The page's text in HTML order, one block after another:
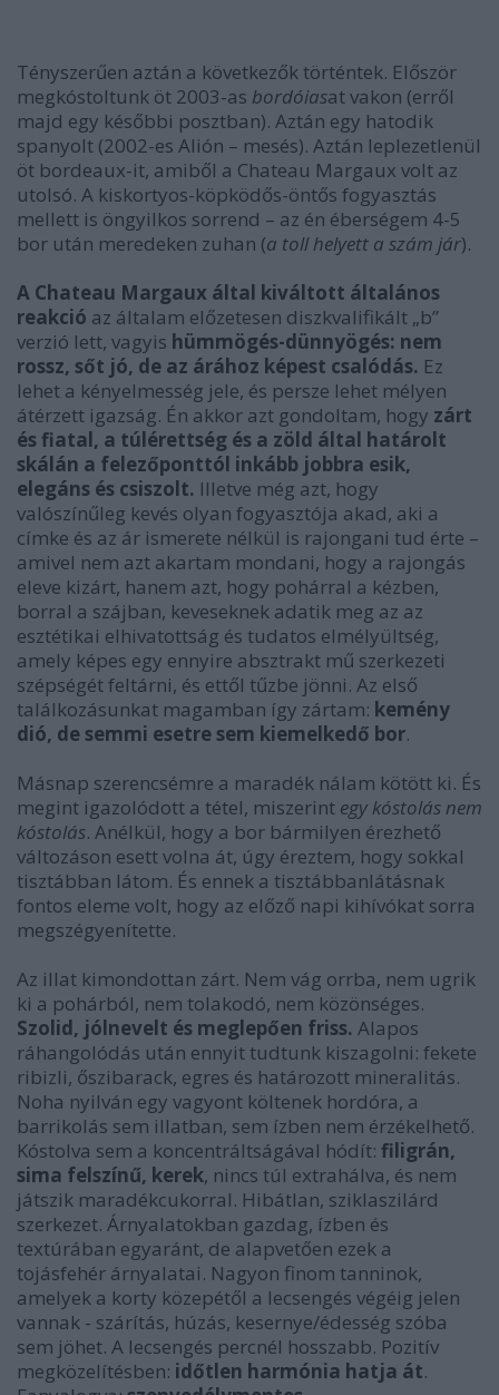
Tényszerűen aztán a következők történtek. Először
megkóstoltunk öt 2003-as bordóiasat vakon (erről
majd egy későbbi posztban). Aztán egy hatodik
spanyolt (2002-es Alión – mesés). Aztán leplezetlenül
öt bordeaux-it, amiből a Chateau Margaux volt az
utolsó. A kiskortyos-köpködős-öntős fogyasztás
mellett is öngyilkos sorrend – az én éberségem 4-5
bor után meredeken zuhan (a toll helyett a szám jár).
A Chateau Margaux által kiváltott általános
reakció az általam előzetesen diszkvalifikált „b”
verzió lett, vagyis hümmögés-dünnyögés: nem
rossz, sőt jó, de az árához képest csalódás. Ez
lehet a kényelmesség jele, és persze lehet mélyen
átérzett igazság. Én akkor azt gondoltam, hogy zárt
és fiatal, a túlérettség és a zöld által határolt
skálán a felezőponttól inkább jobbra esik,
elegáns és csiszolt. Illetve még azt, hogy
valószínűleg kevés olyan fogyasztója akad, aki a
címke és az ár ismerete nélkül is rajongani tud érte –
amivel nem azt akartam mondani, hogy a rajongás
eleve kizárt, hanem azt, hogy pohárral a kézben,
borral a szájban, keveseknek adatik meg az az
esztétikai elhivatottság és tudatos elmélyültség,
amely képes egy ennyire absztrakt mű szerkezeti
szépségét feltárni, és ettől tűzbe jönni. Az első
találkozásunkat magamban így zártam: kemény
dió, de semmi esetre sem kiemelkedő bor.
Másnap szerencsémre a maradék nálam kötött ki. És
megint igazolódott a tétel, miszerint egy kóstolás nem
kóstolás. Anélkül, hogy a bor bármilyen érezhető
változáson esett volna át, úgy éreztem, hogy sokkal
tisztábban látom. És ennek a tisztábbanlátásnak
fontos eleme volt, hogy az előző napi kihívókat sorra
megszégyenítette.
Az illat kimondottan zárt. Nem vág orrba, nem ugrik
ki a pohárból, nem tolakodó, nem közönséges.
Szolid, jólnevelt és meglepően friss. Alapos
ráhangolódás után ennyit tudtunk kiszagolni: fekete
ribizli, őszibarack, egres és határozott mineralitás.
Noha nyilván egy vagyont költenek hordóra, a
barrikolás sem illatban, sem ízben nem érzékelhető.
Kóstolva sem a koncentráltságával hódít: filigrán,
sima felszínű, kerek, nincs túl extrahálva, és nem
játszik maradékcukorral. Hibátlan, sziklaszilárd
szerkezet. Árnyalatokban gazdag, ízben és
textúrában egyaránt, de alapvetően ezek a
tojásfehér árnyalatai. Nagyon finom tanninok,
amelyek a korty közepétől a lecsengés végéig jelen
vannak - szárítás, húzás, kesernye/édesség szóba
sem jöhet. A lecsengés percnél hosszabb. Pozitív
megközelítésben: időtlen harmónia hatja át.